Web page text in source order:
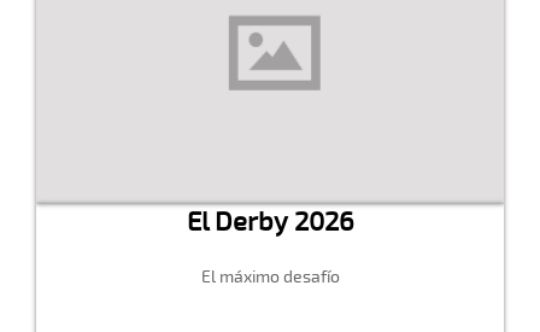
El Derby 2026
El máximo desafío